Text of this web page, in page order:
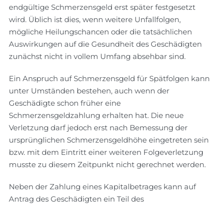
endgültige Schmerzensgeld erst später festgesetzt
wird. Üblich ist dies, wenn weitere Unfallfolgen,
mögliche Heilungschancen oder die tatsächlichen
Auswirkungen auf die Gesundheit des Geschädigten
zunächst nicht in vollem Umfang absehbar sind.
Ein Anspruch auf Schmerzensgeld für Spätfolgen kann
unter Umständen bestehen, auch wenn der
Geschädigte schon früher eine
Schmerzensgeldzahlung erhalten hat. Die neue
Verletzung darf jedoch erst nach Bemessung der
ursprünglichen Schmerzensgeldhöhe eingetreten sein
bzw. mit dem Eintritt einer weiteren Folgeverletzung
musste zu diesem Zeitpunkt nicht gerechnet werden.
Neben der Zahlung eines Kapitalbetrages kann auf
Antrag des Geschädigten ein Teil des